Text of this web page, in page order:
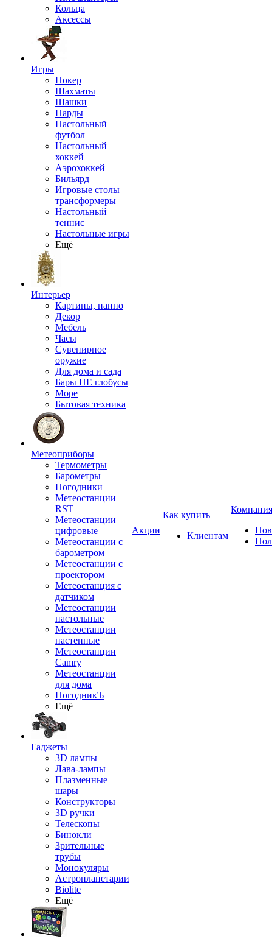
Кольца
Аксессы
Игры
Покер
Шахматы
Шашки
Нарды
Настольный
футбол
Настольный
хоккей
Аэрохоккей
Бильярд
Игровые столы
трансформеры
Настольный
теннис
Настольные игры
Ещё
Интерьер
Картины, панно
Декор
Мебель
Часы
Сувенирное
оружие
Для дома и сада
Бары НЕ глобусы
Море
Бытовая техника
Метеоприборы
Термометры
Барометры
Погодники
Метеостанции
RST
Метеостанции
цифровые
Метеостанции с
барометром
Метеостанции с
проектором
Метеостанция с
датчиком
Метеостанции
настольные
Метеостанции
настенные
Метеостанции
Camry
Метеостанции
для дома
ПогодникЪ
Ещё
Гаджеты
3D лампы
Лава-лампы
Плазменные
шары
Конструкторы
3D ручки
Телескопы
Бинокли
Зрительные
трубы
Монокуляры
Астропланетарии
Biolite
Ещё
Акции
Как купить
Клиентам
Компания